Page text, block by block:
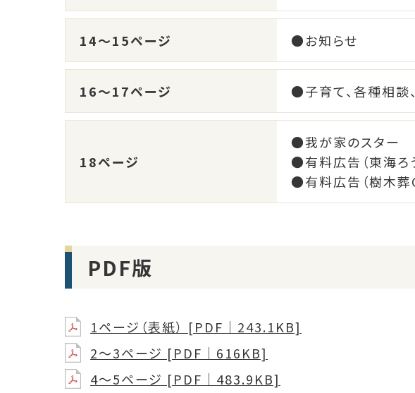
14～15ページ ●お知らせ
16～17ページ ●子育て、各種相談
18ページ
●我が家のスター
●有料広告（東海ろ
●有料広告（樹木葬
PDF版
1ページ（表紙） [PDF｜243.1KB]
2～3ページ [PDF｜616KB]
4～5ページ [PDF｜483.9KB]